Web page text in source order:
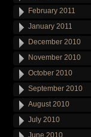
February 2011
January 2011
December 2010
November 2010
October 2010
September 2010
August 2010
July 2010
June 2010